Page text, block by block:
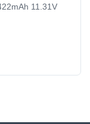
11.31V